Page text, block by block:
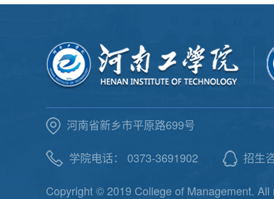
河南省新乡市平原路699号
学院电话： 0373-3691902 招生
Copyright © 2019 College of Management.